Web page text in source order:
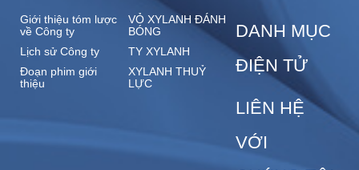
Giới thiệu tóm lược
về Công ty
Lịch sử Công ty
Đoạn phim giới
thiệu
VỎ XYLANH ĐÁNH
BÓNG
TY XYLANH
XYLANH THUỶ
LỰC
DANH MỤC
ĐIỆN TỬ
LIÊN HỆ
VỚI